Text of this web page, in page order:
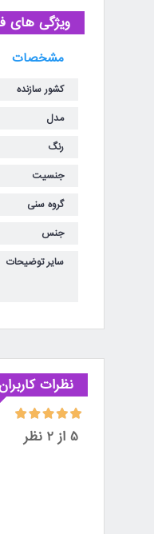
مشخصات ارسال،
تحویل: از زمان
هزینه
توجه: امکان خرید
ویژگی های
مشخصات
کشور سازنده
مدل
رنگ
جنسیت
گروه سنی
جنس
سایر توضیحات
نظرات
5 از 2 نظر